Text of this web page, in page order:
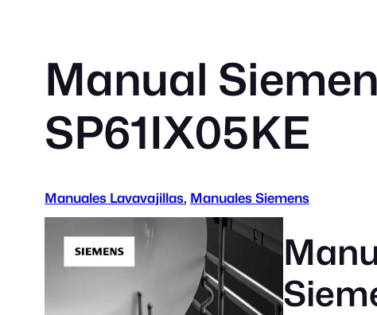
Manual
SP61IX05KE
Manuales Lavavajillas, Manuales Siemens